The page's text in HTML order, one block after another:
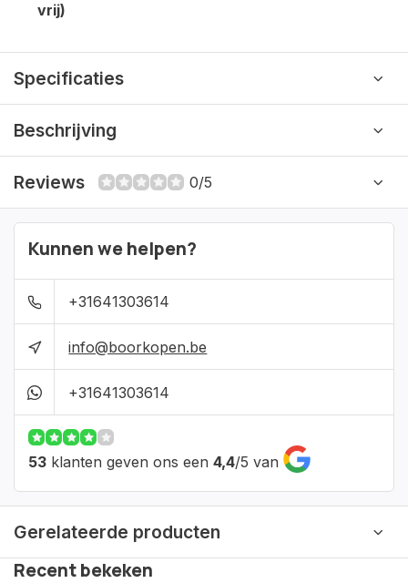
vrij)
Specificaties
Beschrijving
Reviews 0/5
Kunnen we helpen?
+31641303614
info@boorkopen.be
+31641303614
53 klanten geven ons een 4,4/5 van
Gerelateerde producten
Recent bekeken